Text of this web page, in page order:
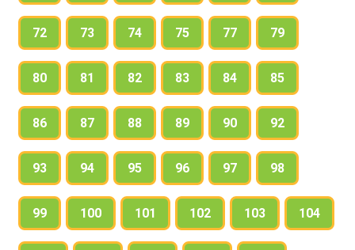
72 73 74 75 77 79
80 81 82 83 84 85
86 87 88 89 90 92
93 94 95 96 97 98
99 100 101 102 103 104